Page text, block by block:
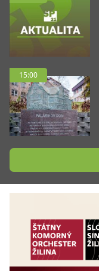
15:00